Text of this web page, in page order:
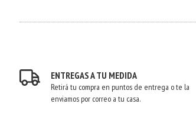
ENTREGAS A TU MEDIDA
Retirá tu compra en puntos de entrega o te la
enviamos por correo a tu casa.